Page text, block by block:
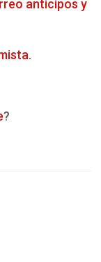
anticipos y
.
?